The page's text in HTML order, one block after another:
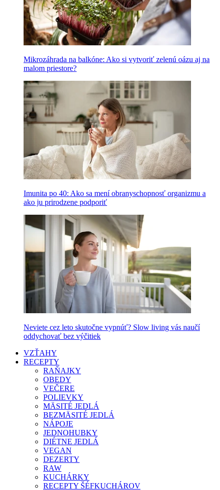
Mikrozáhrada na balkóne: Ako si vytvoriť zelenú oázu aj na
malom priestore?
Imunita po 40: Ako sa mení obranyschopnosť organizmu a
ako ju prirodzene podporiť
Neviete cez leto skutočne vypnúť? Slow living vás naučí
oddychovať bez výčitiek
VZŤAHY
RECEPTY
RAŇAJKY
OBEDY
VEČERE
POLIEVKY
MÄSITÉ JEDLÁ
BEZMÄSITÉ JEDLÁ
NÁPOJE
JEDNOHUBKY
DIÉTNE JEDLÁ
VEGAN
DEZERTY
RAW
KUCHÁRKY
RECEPTY ŠÉFKUCHÁROV